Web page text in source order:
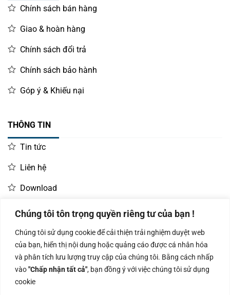
Chúng tôi tôn trọng quyền riêng tư của bạn !
Chúng tôi sử dụng cookie để cải thiện trải nghiệm duyệt web
của bạn, hiển thị nội dung hoặc quảng cáo được cá nhân hóa
và phân tích lưu lượng truy cập của chúng tôi. Bằng cách nhấp
vào"Chấp nhận tất cả", bạn đồng ý với việc chúng tôi sử dụng
cookie
Chính sách bán hàng
Giao & hoàn hàng
Chính sách đổi trả
Chính sách bảo hành
Góp ý & Khiếu nại
THÔNG TIN
Tin tức
Liên hệ
Download
LIÊN HỆ MUA HÀNG
Kinh doanh:
0966.93.1717
KD Dự Án: 0987
835 345
Kế Toán:
0987.919.040